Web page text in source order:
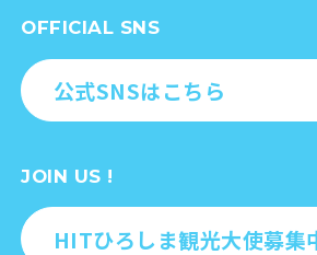
OFFICIAL SNS
公式SNSはこちら
JOIN US !
HITひろしま観光大使募集